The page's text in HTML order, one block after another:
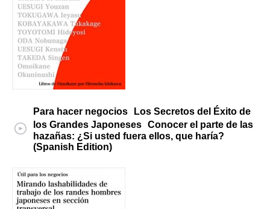
Para hacer negocios Los Secretos del Éxito de
los Grandes Japoneses Conocer el parte de las
hazañas: ¿Si usted fuera ellos, que haría?
(Spanish Edition)